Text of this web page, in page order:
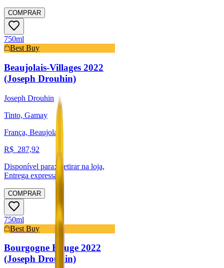
COMPRAR
750ml
Best Buy
Beaujolais-Villages 2022
(Joseph Drouhin)
Joseph Drouhin
Tinto, Gamay
França, Beaujolais
R$ 287,92
Disponível para: Retirar na loja,
Entrega expressa
COMPRAR
750ml
Best Buy
Bourgogne Rouge 2022
(Joseph Drouhin)